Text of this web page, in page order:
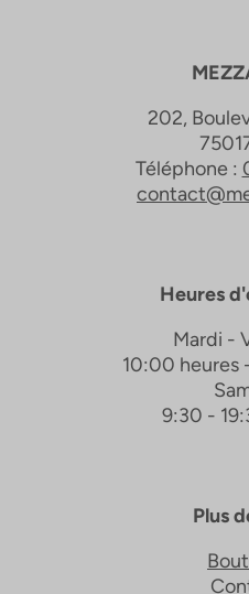
202,
Téléphone :
Heures
Mardi -
10:00 heures
9:30 -
Plus